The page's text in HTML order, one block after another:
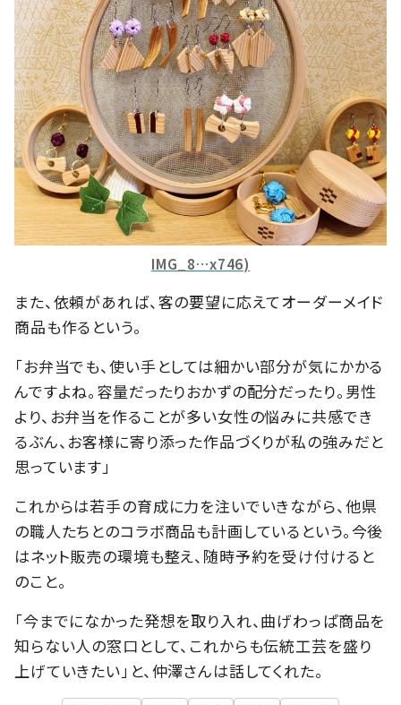
IMG_8…x746)
また、依頼があれば、客の要望に応えてオーダーメイド
商品も作るという。
「お弁当でも、使い手としては細かい部分が気にかかる
んですよね。容量だったりおかずの配分だったり。男性
より、お弁当を作ることが多い女性の悩みに共感でき
るぶん、お客様に寄り添った作品づくりが私の強みだと
思っています」
これからは若手の育成に力を注いでいきながら、他県
の職人たちとのコラボ商品も計画しているという。今後
はネット販売の環境も整え、随時予約を受け付けると
のこと。
「今までになかった発想を取り入れ、曲げわっぱ商品を
知らない人の窓口として、これからも伝統工芸を盛り
上げていきたい」と、仲澤さんは話してくれた。